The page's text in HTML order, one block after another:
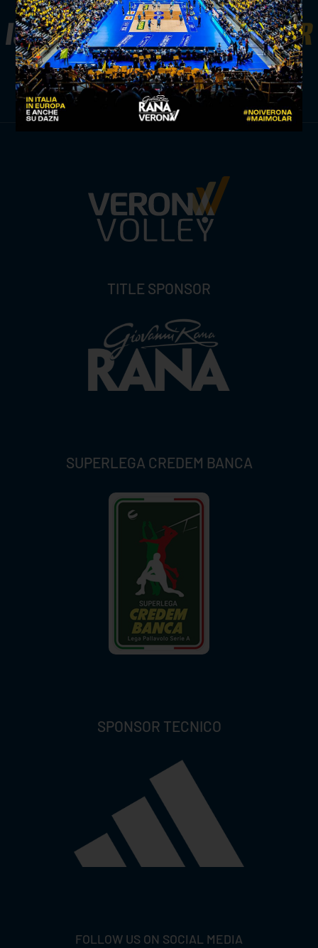
ISCRIVITI ALLANEWSLETTER
ISCRIVITI ORA
TITLE SPONSOR
SUPERLEGA CREDEM BANCA
SPONSOR TECNICO
FOLLOW US ON SOCIAL MEDIA